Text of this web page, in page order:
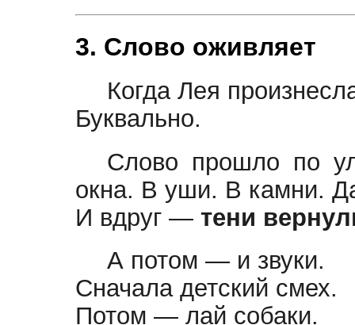
3. Слово оживляет
Когда Лея
Буквально.
Слово прошло по
окна. В уши. В камни.
И вдруг — тени
А потом — и звуки.
Сначала детский смех.
Потом — лай собаки.